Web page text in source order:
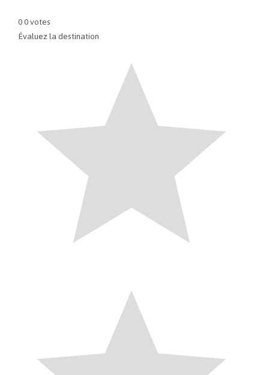
00votes
Évaluez la destination